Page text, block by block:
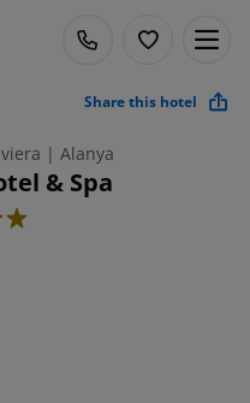
Share this hotel
| Alanya
& Spa